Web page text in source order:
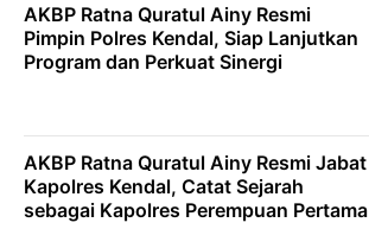
AKBP Ratna Quratul Ainy Resmi
Pimpin Polres Kendal, Siap Lanjutkan
Program dan Perkuat Sinergi
AKBP Ratna Quratul Ainy Resmi Jabat
Kapolres Kendal, Catat Sejarah
sebagai Kapolres Perempuan Pertama